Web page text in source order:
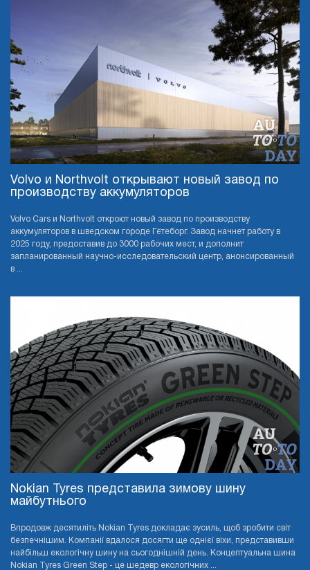
Volvo и Northvolt открывают новый завод по
производству аккумуляторов
Volvo Cars и Northvolt откроют новый завод по производству
аккумуляторов в шведском городе Гётеборг. Завод начнет работу в
2025 году, предоставив до 3000 рабочих мест, и дополнит
запланированный научно-исследовательский центр, анонсированный
в ...
Nokian Tyres представила зимову шину
майбутнього
Впродовж десятиліть Nokian Tyres докладає зусиль, щоб зробити світ
безпечнішим. Компанії вдалося досягти ще однієї віхи, представивши
найбільш екологічну шину на сьогоднішній день. Концептуальна шина
Nokian Tyres Green Step - це шедевр екологічних ...